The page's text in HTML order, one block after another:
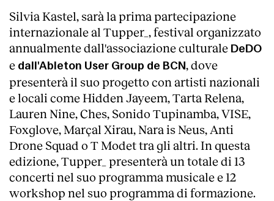
Silvia Kastel, sarà la prima partecipazione
internazionale al Tupper_, festival organizzato
annualmente dall'associazione culturale DeDO
e dall'Ableton User Group de BCN, dove
presenterà il suo progetto con artisti nazionali
e locali come Hidden Jayeem, Tarta Relena,
Lauren Nine, Ches, Sonido Tupinamba, VISE,
Foxglove, Marçal Xirau, Nara is Neus, Anti
Drone Squad o T Modet tra gli altri. In questa
edizione, Tupper_ presenterà un totale di 13
concerti nel suo programma musicale e 12
workshop nel suo programma di formazione.